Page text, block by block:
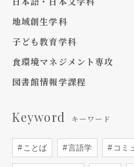
地域創生学科
子ども教育学科
食環境マネジメント専攻
図書館情報学課程
Keyword キーワード
ことば 言語学 コミ